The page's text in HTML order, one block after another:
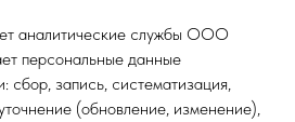
аналитические службы ООО
персональные данные
запись, систематизация,
(обновление, изменение),